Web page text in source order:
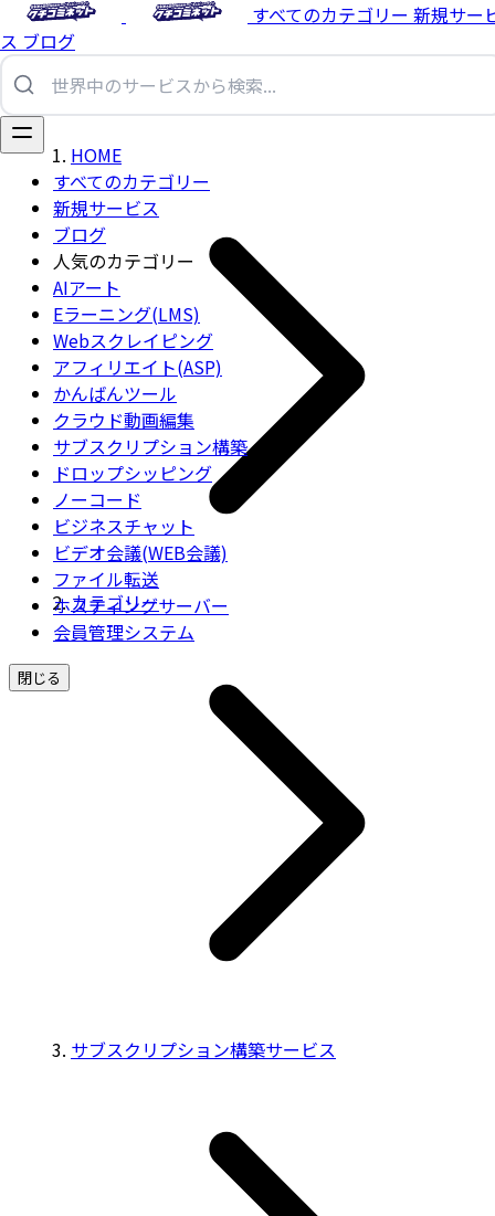
すべてのカテゴリー 新規サー
ス ブログ
すべてのカテゴリー
新規サービス
ブログ
人気のカテゴリー
AIアート
Eラーニング(LMS)
Webスクレイピング
アフィリエイト(ASP)
かんばんツール
クラウド動画編集
サブスクリプション構築
ドロップシッピング
ノーコード
ビジネスチャット
ビデオ会議(WEB会議)
ファイル転送
ホスティングサーバー
会員管理システム
閉じる
HOME
カテゴリー
サブスクリプション構築サービス